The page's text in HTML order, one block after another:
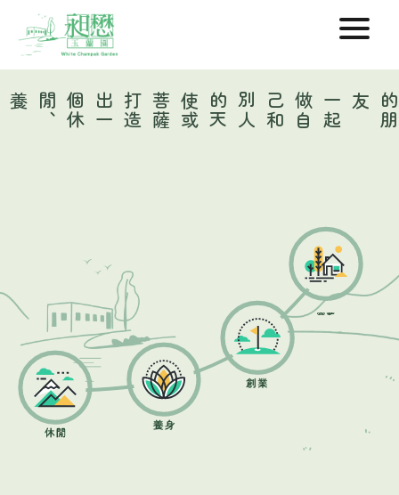
友
一
起
做
自
己
和
別
人
的
天
使
或
菩
薩
打
造
出
一
個
休
閒
、
養生
、
創業